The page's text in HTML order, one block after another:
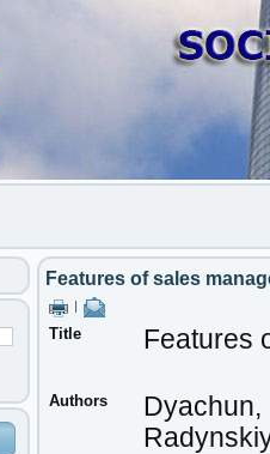
Features of sales
Title Features
Authors
Dyachun,